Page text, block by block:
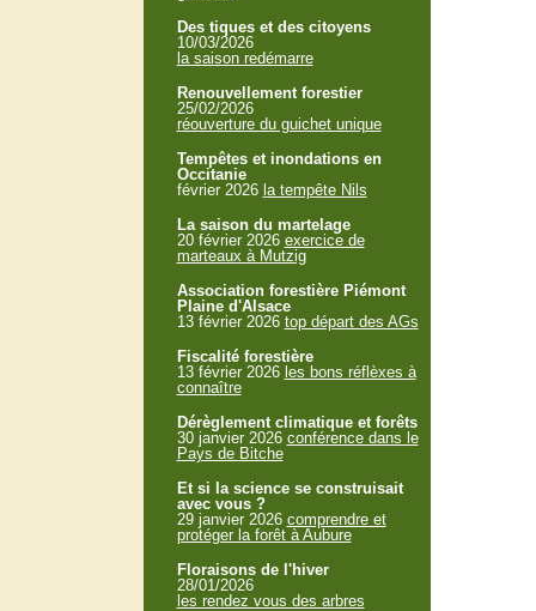
Des tiques et des citoyens
10/03/2026
la saison redémarre
Renouvellement forestier
25/02/2026
réouverture du guichet unique
Tempêtes et inondations en
Occitanie
février 2026 la tempête Nils
La saison du martelage
20 février 2026 exercice de
marteaux à Mutzig
Association forestière Piémont
Plaine d'Alsace
13 février 2026 top départ des AGs
Fiscalité forestière
13 février 2026 les bons réflèxes à
connaître
Dérèglement climatique et forêts
30 janvier 2026 conférence dans le
Pays de Bitche
Et si la science se construisait
avec vous ?
29 janvier 2026 comprendre et
protéger la forêt à Aubure
Floraisons de l'hiver
28/01/2026
les rendez vous des arbres